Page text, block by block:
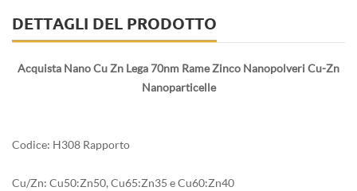
DETTAGLI DEL PRODOTTO
Acquista Nano Cu Zn Lega 70nm Rame Zinco Nanopolveri Cu-Zn
Nanoparticelle
Codice: H308 Rapporto
Cu/Zn: Cu50:Zn50, Cu65:Zn35 e Cu60:Zn40